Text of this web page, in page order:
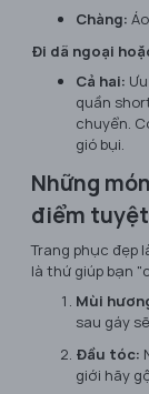
Chàng:
Đi dã ngoại
Cả hai:
quần
chuyển.
gió bụi.
Những
điểm
Trang phục đẹp
là thứ giúp bạn
Mùi
sau gáy
Đầu tóc:
giới hãy